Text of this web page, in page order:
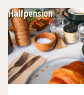
Halfpension